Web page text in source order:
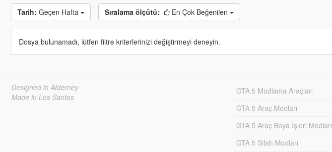
Tarih: Geçen Hafta Sıralama ölçütü: En Çok Beğenilen
Dosya bulunamadı, lütfen filtre kriterlerinizi değiştirmeyi deneyin.
Designed in Alderney
Made in Los Santos
GTA 5 Modlama Araçları
GTA 5 Araç Modları
GTA 5 Araç Boya İşleri Modları
GTA 5 Silah Modları